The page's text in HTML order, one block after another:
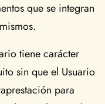
que se integran
tiene carácter
sin que el Usuario
para